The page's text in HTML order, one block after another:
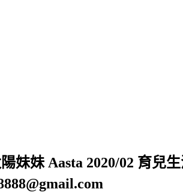
妹 Aasta 2020/02 育兒